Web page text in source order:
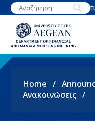
Skip
to
content
Breadcrumb
Home
Ανακοινώσεις